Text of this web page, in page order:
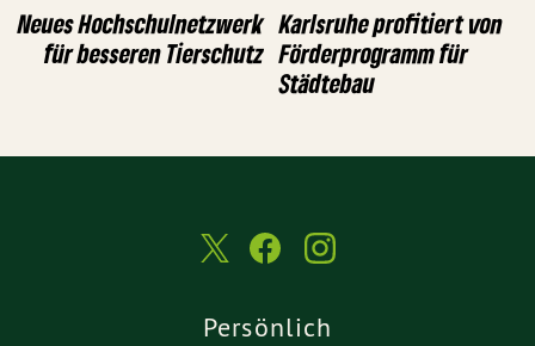
Neues Hochschulnetzwerk
für besseren Tierschutz
Karlsruhe profitiert von
Förderprogramm für
Städtebau
Persönlich